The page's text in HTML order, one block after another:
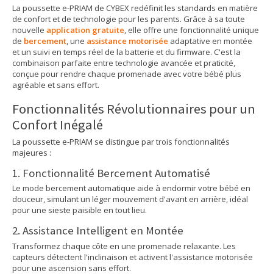
La poussette e-PRIAM de CYBEX redéfinit les standards en matière
de confort et de technologie pour les parents. Grâce à sa toute
nouvelle application gratuite, elle offre une fonctionnalité unique
de bercement, une assistance motorisée adaptative en montée
et un suivi en temps réel de la batterie et du firmware. C'est la
combinaison parfaite entre technologie avancée et praticité,
conçue pour rendre chaque promenade avec votre bébé plus
agréable et sans effort.
Fonctionnalités Révolutionnaires pour un
Confort Inégalé
La poussette e-PRIAM se distingue par trois fonctionnalités
majeures :
1. Fonctionnalité Bercement Automatisé
Le mode bercement automatique aide à endormir votre bébé en
douceur, simulant un léger mouvement d'avant en arrière, idéal
pour une sieste paisible en tout lieu.
2. Assistance Intelligent en Montée
Transformez chaque côte en une promenade relaxante. Les
capteurs détectent l'inclinaison et activent l'assistance motorisée
pour une ascension sans effort.